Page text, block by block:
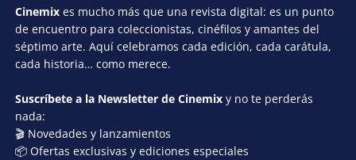
Cinemix es mucho más que una revista digital: es un punto
de encuentro para coleccionistas, cinéfilos y amantes del
séptimo arte. Aquí celebramos cada edición, cada carátula,
cada historia… como merece.
Suscríbete a la Newsletter de Cinemix y no te perderás
nada:
🎬 Novedades y lanzamientos
📦 Ofertas exclusivas y ediciones especiales